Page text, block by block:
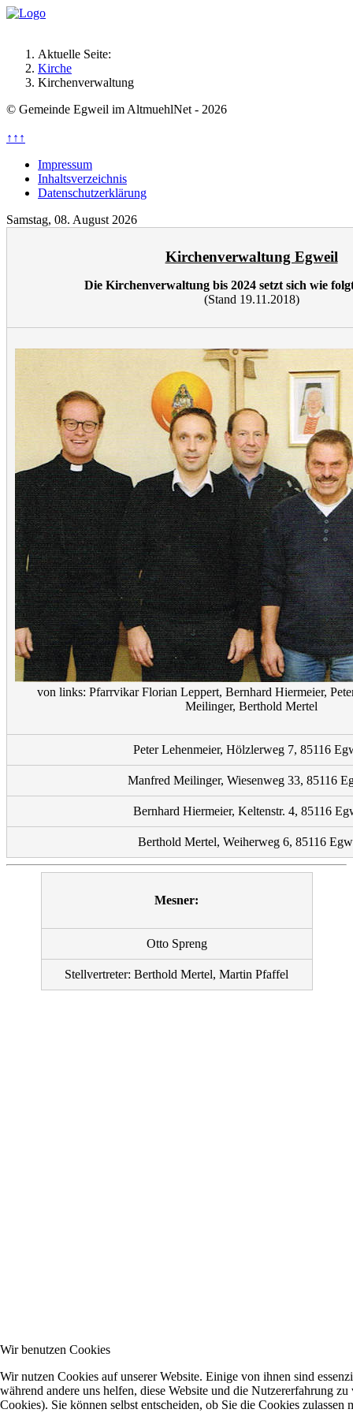
Aktuelle Seite:
Kirche
Kirchenverwaltung
© Gemeinde Egweil im AltmuehlNet - 2026
↑↑↑
Impressum
Inhaltsverzeichnis
Datenschutzerklärung
Samstag, 08. August 2026
Kirchenverwaltung Egweil
Die Kirchenverwaltung bis 2024 setzt sich wie
(Stand 19.11.2018)
von links: Pfarrvikar Florian Leppert, Bernhard Hiermeier,
Meilinger, Berthold Mertel
Peter Lehenmeier, Hölzlerweg 7, 85116
Manfred Meilinger, Wiesenweg 33, 85116
Bernhard Hiermeier, Keltenstr. 4, 85116
Berthold Mertel, Weiherweg 6, 85116
Mesner:
Otto Spreng
Stellvertreter: Berthold Mertel, Martin Pfaffel
Wir benutzen Cookies
Wir nutzen Cookies auf unserer Website. Einige von ihnen sind
während andere uns helfen, diese Website und die Nutzererfahrung zu
Cookies). Sie können selbst entscheiden, ob Sie die Cookies zulassen